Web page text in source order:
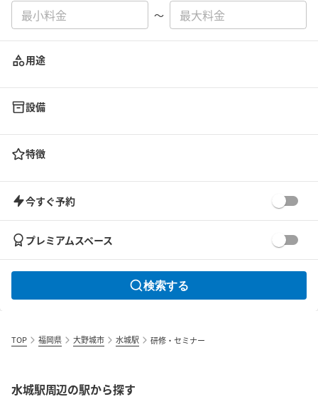
〜
用途
設備
特徴
今すぐ予約
プレミアムスペース
検索する
TOP 福岡県 大野城市 水城駅 研修・セミナー
水城駅周辺の駅から探す